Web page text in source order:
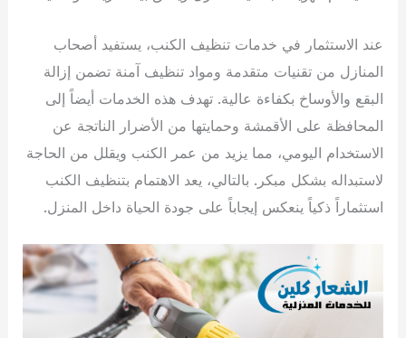
عند الاستثمار في خدمات تنظيف الكنب، يستفيد أصحاب
المنازل من تقنيات متقدمة ومواد تنظيف آمنة تضمن إزالة
البقع والأوساخ بكفاءة عالية. تهدف هذه الخدمات أيضاً إلى
المحافظة على الأقمشة وحمايتها من الأضرار الناتجة عن
الاستخدام اليومي، مما يزيد من عمر الكنب ويقلل من الحاجة
لاستبداله بشكل مبكر. بالتالي، يعد الاهتمام بتنظيف الكنب
استثماراً ذكياً ينعكس إيجاباً على جودة الحياة داخل المنزل.